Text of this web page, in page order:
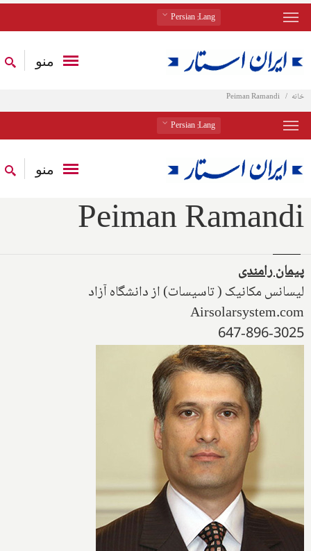
Lang
: Persian
منو
خانه Peiman Ramandi
Lang
: Persian
منو
Peiman Ramandi
پیمان رامندی
لیسانس مکانیک ( تاسیسات) از دانشگاه آزاد
Airsolarsystem.com
647-896-3025